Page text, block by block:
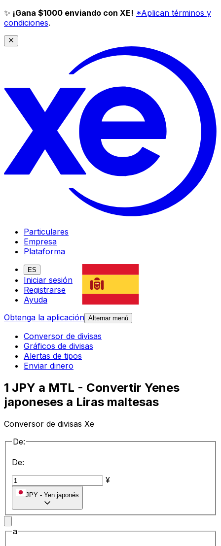
✨ ¡Gana $1000 enviando con XE! *Aplican términos y
condiciones.
Particulares
Empresa
Plataforma
ES
Iniciar sesión
Registrarse
Ayuda
Obtenga la aplicación Alternar menú
Conversor de divisas
Gráficos de divisas
Alertas de tipos
Enviar dinero
1 JPY a MTL - Convertir Yenes
japoneses a Liras maltesas
Conversor de divisas Xe
De:
De:
¥
JPY - Yen japonés
a